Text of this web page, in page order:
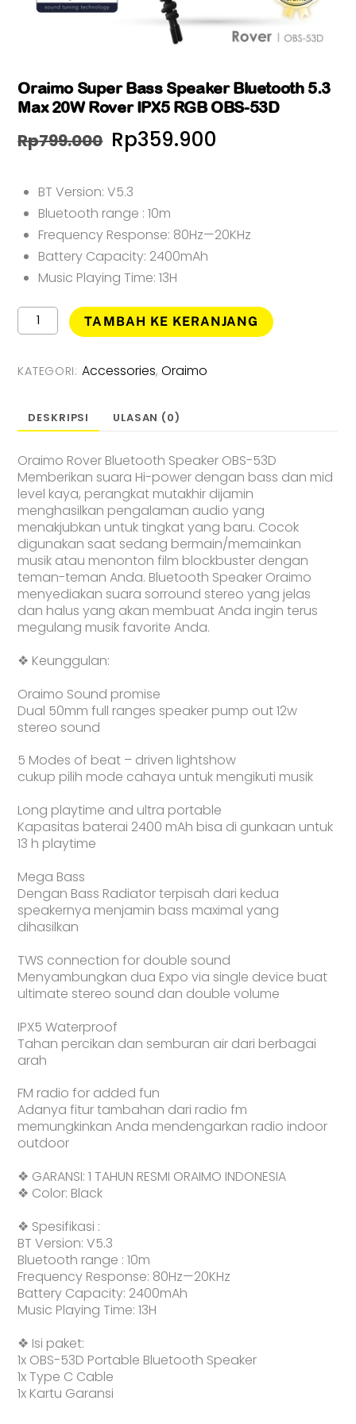
Oraimo Super Bass Speaker Bluetooth 5.3
Max 20W Rover IPX5 RGB OBS-53D
Rp799.000 Harga
adalah:
Rp799.000.
Rp359.900
adalah:
BT Version: V5.3
Bluetooth range : 10m
Frequency Response: 80Hz—20KHz
Battery Capacity: 2400mAh
Music Playing Time: 13H
Kuantitas
Oraimo
Bass
Speaker
5.3
Max
Rover
IPX5
RGB
OBS-
53D
TAMBAH KE KERANJANG
KATEGORI: Accessories,Oraimo
DESKRIPSI ULASAN (0)
Oraimo Rover Bluetooth Speaker OBS-53D
Memberikan suara Hi-power dengan bass dan mid
level kaya, perangkat mutakhir dijamin
menghasilkan pengalaman audio yang
menakjubkan untuk tingkat yang baru. Cocok
digunakan saat sedang bermain/memainkan
musik atau menonton film blockbuster dengan
teman-teman Anda. Bluetooth Speaker Oraimo
menyediakan suara sorround stereo yang jelas
dan halus yang akan membuat Anda ingin terus
megulang musik favorite Anda.
❖ Keunggulan:
Oraimo Sound promise
Dual 50mm full ranges speaker pump out 12w
stereo sound
5 Modes of beat – driven lightshow
cukup pilih mode cahaya untuk mengikuti musik
Long playtime and ultra portable
Kapasitas baterai 2400 mAh bisa di gunkaan untuk
13 h playtime
Mega Bass
Dengan Bass Radiator terpisah dari kedua
speakernya menjamin bass maximal yang
dihasilkan
TWS connection for double sound
Menyambungkan dua Expo via single device buat
ultimate stereo sound dan double volume
IPX5 Waterproof
Tahan percikan dan semburan air dari berbagai
arah
FM radio for added fun
Adanya fitur tambahan dari radio fm
memungkinkan Anda mendengarkan radio indoor
outdoor
❖ GARANSI: 1 TAHUN RESMI ORAIMO INDONESIA
❖ Color: Black
❖ Spesifikasi :
BT Version: V5.3
Bluetooth range : 10m
Frequency Response: 80Hz—20KHz
Battery Capacity: 2400mAh
Music Playing Time: 13H
❖ Isi paket:
1x OBS-53D Portable Bluetooth Speaker
1x Type C Cable
1x Kartu Garansi